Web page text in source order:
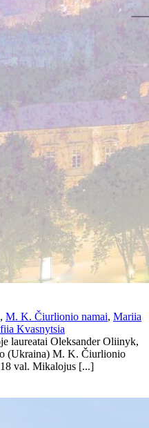
, M. K. Čiurlionio namai, Mariia
Kvasnytsia
laureatai Oleksander Oliinyk,
(Ukraina) M. K. Čiurlionio
val. Mikalojus [...]